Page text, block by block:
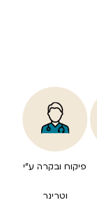
פיקוח ובקרה ע”י
וטרינר